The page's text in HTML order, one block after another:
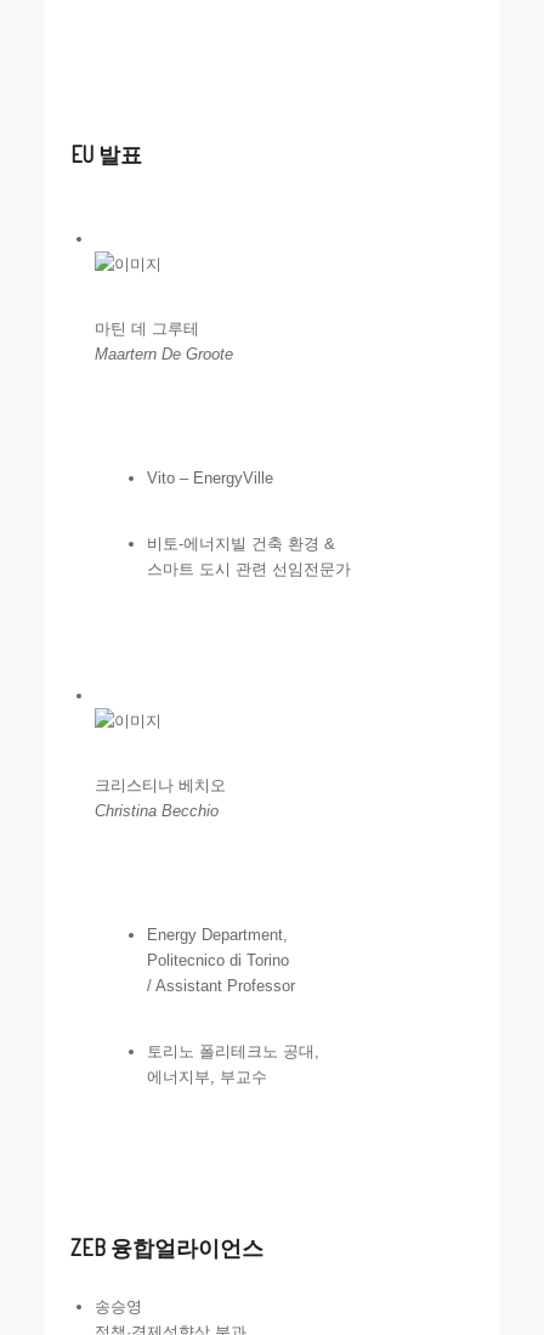
EU 발표
마틴 데 그루테
Maartern De Groote
Vito – EnergyVille
비토-에너지빌 건축 환경 &
스마트 도시 관련 선임전문가
크리스티나 베치오
Christina Becchio
Energy Department,
Politecnico di Torino
/ Assistant Professor
토리노 폴리테크노 공대,
에너지부, 부교수
ZEB 융합얼라이언스
송승영